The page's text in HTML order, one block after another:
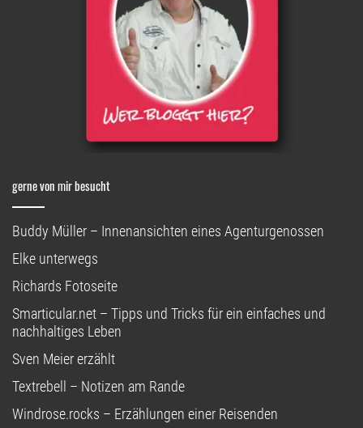
gerne von mir besucht
Buddy Müller – Innenansichten eines Agenturgenossen
Elke unterwegs
Richards Fotoseite
Smarticular.net – Tipps und Tricks für ein einfaches und
nachhaltiges Leben
Sven Meier erzählt
Textrebell – Notizen am Rande
Windrose.rocks – Erzählungen einer Reisenden